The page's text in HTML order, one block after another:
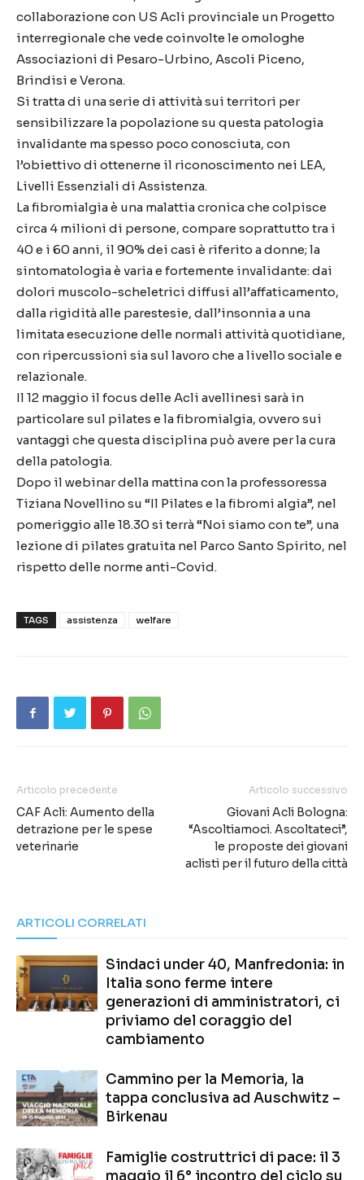
collaborazione con US Acli provinciale un Progetto
interregionale che vede coinvolte le omologhe
Associazioni di Pesaro-Urbino, Ascoli Piceno,
Brindisi e Verona.
Si tratta di una serie di attività sui territori per
sensibilizzare la popolazione su questa patologia
invalidante ma spesso poco conosciuta, con
l’obiettivo di ottenerne il riconoscimento nei LEA,
Livelli Essenziali di Assistenza.
La fibromialgia è una malattia cronica che colpisce
circa 4 milioni di persone, compare soprattutto tra i
40 e i 60 anni, il 90% dei casi è riferito a donne; la
sintomatologia è varia e fortemente invalidante: dai
dolori muscolo-scheletrici diffusi all’affaticamento,
dalla rigidità alle parestesie, dall’insonnia a una
limitata esecuzione delle normali attività quotidiane,
con ripercussioni sia sul lavoro che a livello sociale e
relazionale.
Il 12 maggio il focus delle Acli avellinesi sarà in
particolare sul pilates e la fibromialgia, ovvero sui
vantaggi che questa disciplina può avere per la cura
della patologia.
Dopo il webinar della mattina con la professoressa
Tiziana Novellino su “Il Pilates e la fibromi algia”, nel
pomeriggio alle 18.30 si terrà “Noi siamo con te”, una
lezione di pilates gratuita nel Parco Santo Spirito, nel
rispetto delle norme anti-Covid.
TAGS assistenza welfare
Articolo precedente
CAF Acli: Aumento della
detrazione per le spese
veterinarie
Articolo successivo
Giovani Acli Bologna:
“Ascoltiamoci. Ascoltateci”,
le proposte dei giovani
aclisti per il futuro della città
ARTICOLI CORRELATI
Sindaci under 40, Manfredonia: in
Italia sono ferme intere
generazioni di amministratori, ci
priviamo del coraggio del
cambiamento
Cammino per la Memoria, la
tappa conclusiva ad Auschwitz –
Birkenau
Famiglie costruttrici di pace: il 3